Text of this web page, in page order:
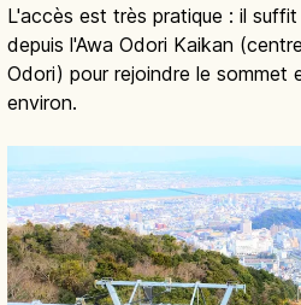
L'accès est très pratique : il
depuis l'Awa Odori Kaikan
Odori) pour rejoindre le sommet
environ.